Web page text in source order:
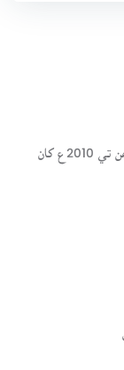
سنڌسلامت ڪتاب گهر ھڪ آن لائين لائبريري آھي، جنھن تي 2010ع کان